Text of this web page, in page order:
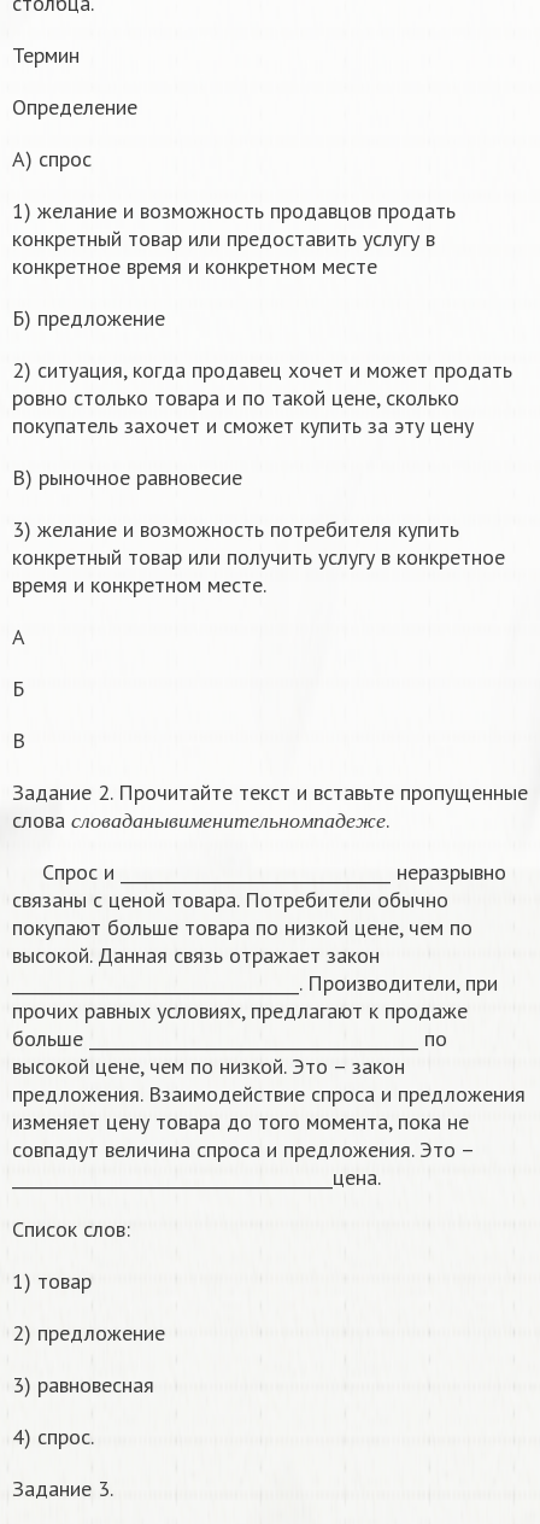
Термин
Определение
А) спрос
1) желание и возможность продавцов продать
конкретный товар или предоставить услугу в
конкретное время и конкретном месте
Б) предложение
2) ситуация, когда продавец хочет и может продать
ровно столько товара и по такой цене, сколько
покупатель захочет и сможет купить за эту цену
В) рыночное равновесие
3) желание и возможность потребителя купить
конкретный товар или получить услугу в конкретное
время и конкретном месте.
А
Б
В
Задание 2. Прочитайте текст и вставьте пропущенные
слова
сл о в а д а н ыв име н и т ел ьн омп а д е ж е
сл оваданывим енит ельномпа деже
.
Спрос и ________________________________ неразрывно
связаны с ценой товара. Потребители обычно
покупают больше товара по низкой цене, чем по
высокой. Данная связь отражает закон
__________________________________. Производители, при
прочих равных условиях, предлагают к продаже
больше _______________________________________ по
высокой цене, чем по низкой. Это – закон
предложения. Взаимодействие спроса и предложения
изменяет цену товара до того момента, пока не
совпадут величина спроса и предложения. Это –
______________________________________цена.
Список слов:
1) товар
2) предложение
3) равновесная
4) спрос.
Задание 3.